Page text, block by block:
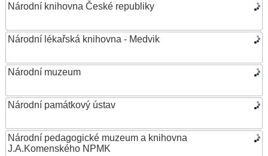
Národní knihovna České republiky
Národní lékařská knihovna - Medvik
Národní muzeum
Národní památkový ústav
Národní pedagogické muzeum a knihovna
J.A.Komenského NPMK